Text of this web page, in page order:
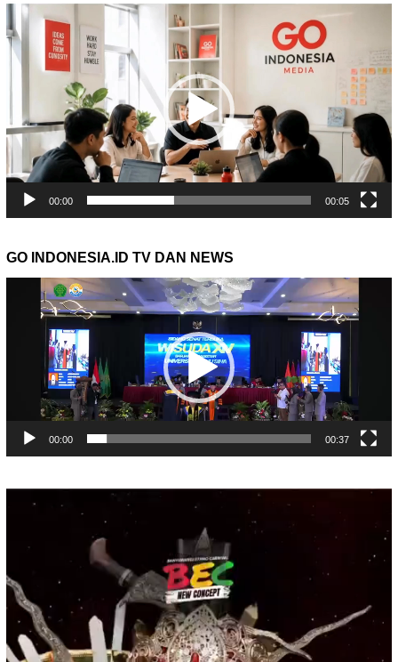
Pemutar
Video
00:00 00:05
GO INDONESIA.ID TV DAN NEWS
Pemutar
00:00 00:37